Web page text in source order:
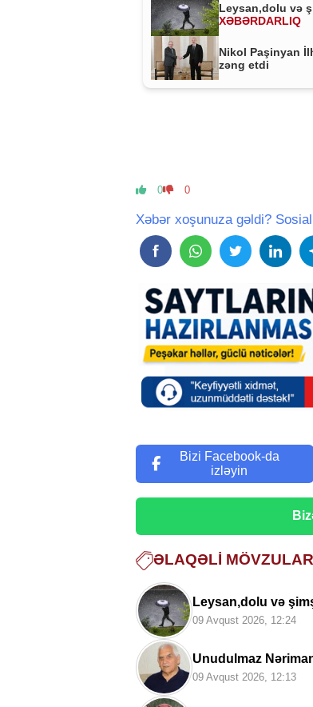
Leysan,dolu və
XƏBƏRDARLIQ
Nikol Paşinyan
zəng etdi
0 0
Xəbər xoşunuza gəldi?
Bizi Facebook-da
izləyin
ƏLAQƏLI MÖVZULAR
Leysan,dolu və
09 Avqust 2026, 12:24
Unudulmaz
09 Avqust 2026, 12:13